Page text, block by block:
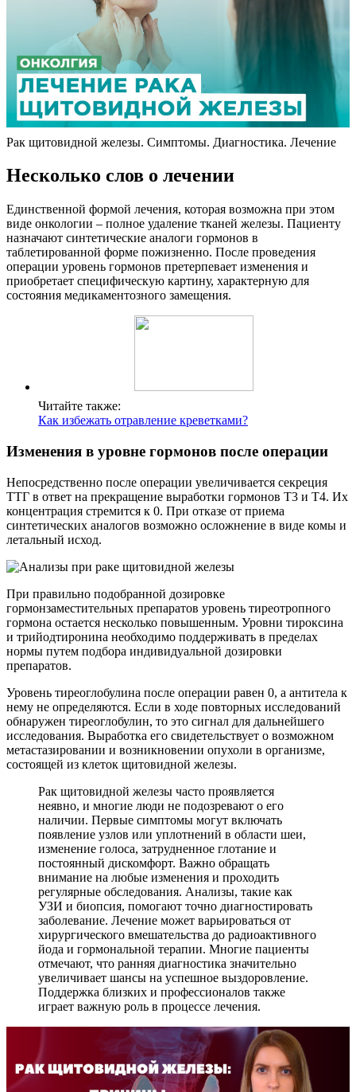
Рак щитовидной железы. Симптомы. Диагностика. Лечение
Несколько слов о лечении
Единственной формой лечения, которая возможна при этом
виде онкологии – полное удаление тканей железы. Пациенту
назначают синтетические аналоги гормонов в
таблетированной форме пожизненно. После проведения
операции уровень гормонов претерпевает изменения и
приобретает специфическую картину, характерную для
состояния медикаментозного замещения.
Читайте также:
Как избежать отравление креветками?
Изменения в уровне гормонов после операции
Непосредственно после операции увеличивается секреция
ТТГ в ответ на прекращение выработки гормонов Т3 и Т4. Их
концентрация стремится к 0. При отказе от приема
синтетических аналогов возможно осложнение в виде комы и
летальный исход.
При правильно подобранной дозировке
гормонзаместительных препаратов уровень тиреотропного
гормона остается несколько повышенным. Уровни тироксина
и трийодтиронина необходимо поддерживать в пределах
нормы путем подбора индивидуальной дозировки
препаратов.
Уровень тиреоглобулина после операции равен 0, а антитела к
нему не определяются. Если в ходе повторных исследований
обнаружен тиреоглобулин, то это сигнал для дальнейшего
исследования. Выработка его свидетельствует о возможном
метастазировании и возникновении опухоли в организме,
состоящей из клеток щитовидной железы.
Рак щитовидной железы часто проявляется
неявно, и многие люди не подозревают о его
наличии. Первые симптомы могут включать
появление узлов или уплотнений в области шеи,
изменение голоса, затрудненное глотание и
постоянный дискомфорт. Важно обращать
внимание на любые изменения и проходить
регулярные обследования. Анализы, такие как
УЗИ и биопсия, помогают точно диагностировать
заболевание. Лечение может варьироваться от
хирургического вмешательства до радиоактивного
йода и гормональной терапии. Многие пациенты
отмечают, что ранняя диагностика значительно
увеличивает шансы на успешное выздоровление.
Поддержка близких и профессионалов также
играет важную роль в процессе лечения.